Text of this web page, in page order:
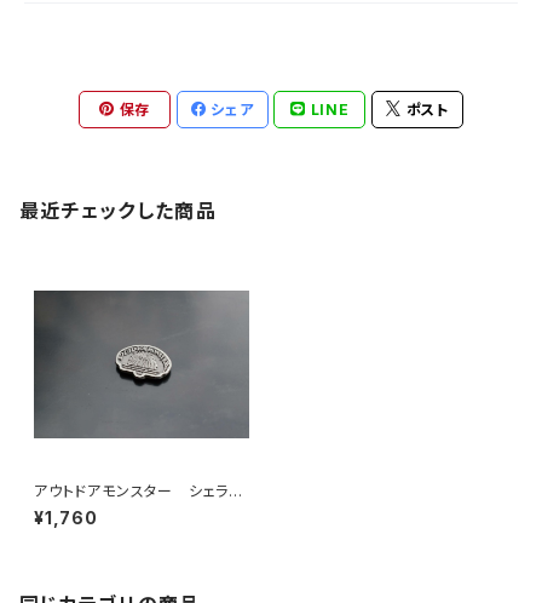
保存 シェア LINE ポスト
最近チェックした商品
アウトドアモンスター シェラカ
ップマーカー
¥1,760